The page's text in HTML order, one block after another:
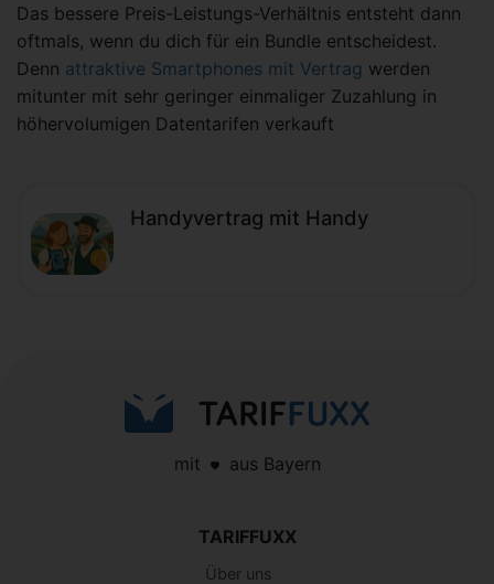
Das bessere Preis-Leistungs-Verhältnis entsteht dann
oftmals, wenn du dich für ein Bundle entscheidest.
Denn attraktive Smartphones mit Vertrag werden
mitunter mit sehr geringer einmaliger Zuzahlung in
höhervolumigen Datentarifen verkauft
Handyvertrag mit Handy
mit aus Bayern
TARIFFUXX
Über uns